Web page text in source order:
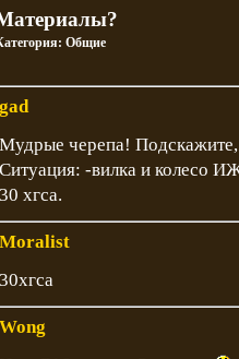
Общие
gad
Мудрые черепа! Подскажите,
Ситуация: -вилка и колесо
30 хгса.
Moralist
30хгса
Wong